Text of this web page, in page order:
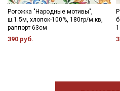
Рогожка "Народные мотивы",
ш.1.5м, хлопок-100%, 180гр/м.кв,
раппорт 63см
390 руб.